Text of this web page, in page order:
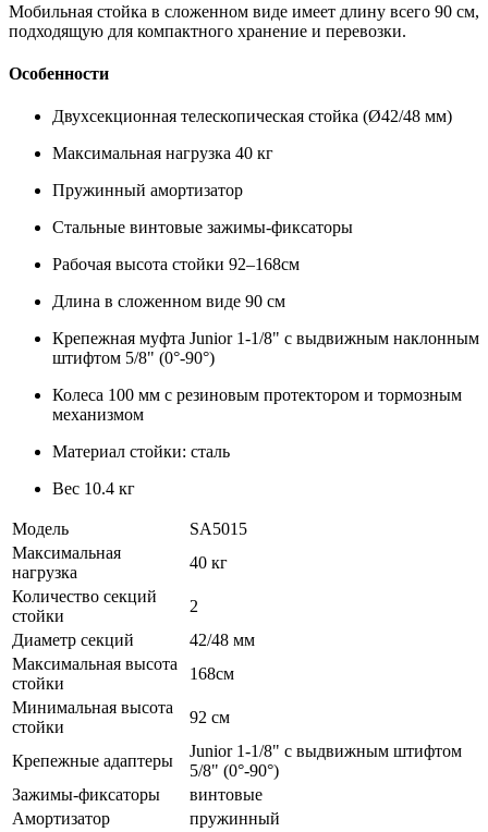
Мобильная стойка в сложенном виде имеет длину всего 90 см,
подходящую для компактного хранение и перевозки.
Особенности
Двухсекционная телескопическая стойка (Ø42/48 мм)
Максимальная нагрузка 40 кг
Пружинный амортизатор
Стальные винтовые зажимы-фиксаторы
Рабочая высота стойки 92–168см
Длина в сложенном виде 90 см
Крепежная муфта Junior 1-1/8" с выдвижным наклонным
штифтом 5/8" (0°-90°)
Колеса 100 мм с резиновым протектором и тормозным
механизмом
Материал стойки: сталь
Вес 10.4 кг
Модель
SA5015
Максимальная
нагрузка
40 кг
Количество секций
стойки
2
Диаметр секций
42/48 мм
Максимальная высота
стойки
168см
Минимальная высота
стойки
92 см
Крепежные адаптеры
Junior 1-1/8" с выдвижным штифтом
5/8" (0°-90°)
Зажимы-фиксаторы
винтовые
Амортизатор
пружинный